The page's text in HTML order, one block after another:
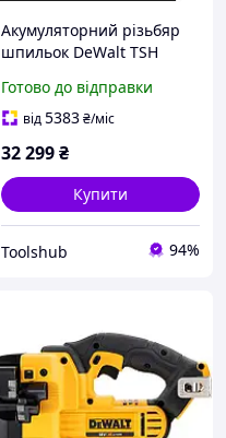
Акумуляторний різьбяр
шпильок DeWalt TSH
ЗУ)
Готово до відправки
від5383₴/міс
32 299₴
Купити
Toolshub 94%